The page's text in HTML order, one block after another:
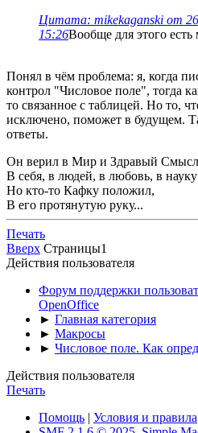
Цитата: mikekaganski от 26
15:26Вообще для этого есть
Понял в чём проблема: я, когда
контрол "Числовое поле", тогда
то связанное с таблицей. Но то,
исключено, поможет в будущем.
ответы.
Он верил в Мир и Здравый
В себя, в людей, в любовь, в
Но кто-то Кафку положил,
В его протянутую руку...
Печать
Вверх Страницы1
Действия пользователя
Форум поддержки
OpenOffice
► Главная категория
► Макросы
► Числовое поле. Как
Действия пользователя
Печать
Помощь | Условия и правила